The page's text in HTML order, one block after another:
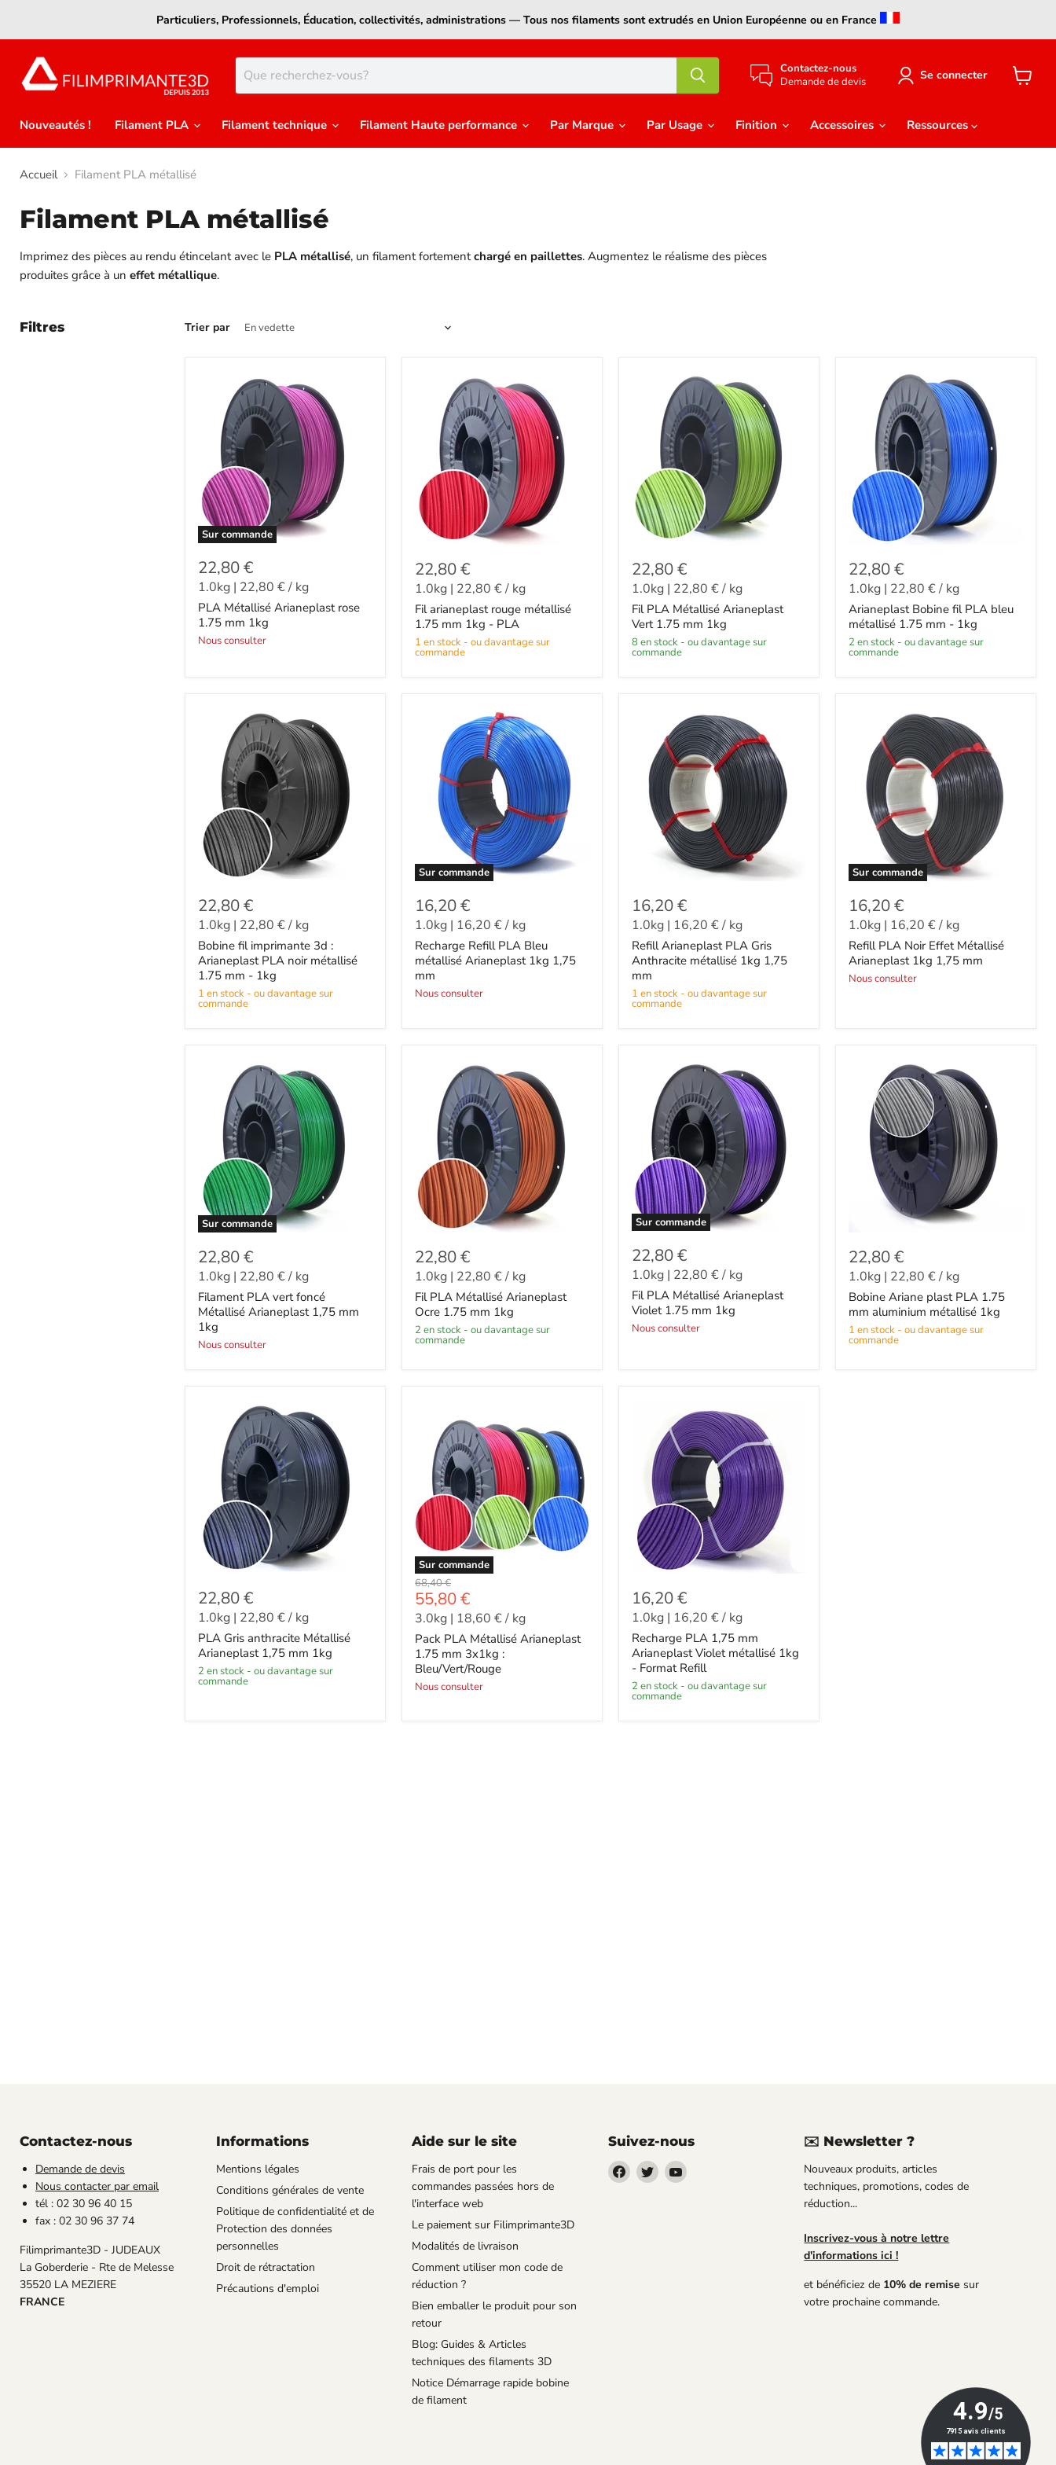
Particuliers, Professionnels, Éducation, collectivités, administrations — Tous nos filaments sont extrudés en Union Européenne ou en France
Contactez-nous
Demande de devis
Se connecter
Voir
Nouveautés ! Filament PLA Filament technique Filament Haute performance Par Marque Par Usage Finition Accessoires Ressources
Accueil Filament PLA métallisé
Filament PLA métallisé
Imprimez des pièces au rendu étincelant avec le PLA métallisé, un filament fortementchargé en paillettes. Augmentez le réalisme des pièces
produites grâce à un effet métallique.
Filtres Trier par
Sur commande
22,80 €
1.0kg | 22,80 €/ kg
PLA Métallisé Arianeplast rose
1.75 mm 1kg
Nous consulter
22,80 €
1.0kg | 22,80 €/ kg
Fil arianeplast rouge métallisé
1.75 mm 1kg - PLA
1 en stock - ou davantage sur
commande
22,80 €
1.0kg | 22,80 €/ kg
Fil PLA Métallisé Arianeplast
Vert 1.75 mm 1kg
8 en stock - ou davantage sur
commande
22,80 €
1.0kg | 22,80 €/ kg
Arianeplast Bobine fil PLA bleu
métallisé 1.75 mm - 1kg
2 en stock - ou davantage sur
commande
22,80 €
1.0kg | 22,80 €/ kg
Bobine fil imprimante 3d :
Arianeplast PLA noir métallisé
1.75 mm - 1kg
1 en stock - ou davantage sur
commande
Sur commande
16,20 €
1.0kg | 16,20 €/ kg
Recharge Refill PLA Bleu
métallisé Arianeplast 1kg 1,75
mm
Nous consulter
16,20 €
1.0kg | 16,20 €/ kg
Refill Arianeplast PLA Gris
Anthracite métallisé 1kg 1,75
mm
1 en stock - ou davantage sur
commande
Sur commande
16,20 €
1.0kg | 16,20 €/ kg
Refill PLA Noir Effet Métallisé
Arianeplast 1kg 1,75 mm
Nous consulter
Sur commande
22,80 €
1.0kg | 22,80 €/ kg
Filament PLA vert foncé
Métallisé Arianeplast 1,75 mm
1kg
Nous consulter
22,80 €
1.0kg | 22,80 €/ kg
Fil PLA Métallisé Arianeplast
Ocre 1.75 mm 1kg
2 en stock - ou davantage sur
commande
Sur commande
22,80 €
1.0kg | 22,80 €/ kg
Fil PLA Métallisé Arianeplast
Violet 1.75 mm 1kg
Nous consulter
22,80 €
1.0kg | 22,80 €/ kg
Bobine Ariane plast PLA 1.75
mm aluminium métallisé 1kg
1 en stock - ou davantage sur
commande
22,80 €
1.0kg | 22,80 €/ kg
PLA Gris anthracite Métallisé
Arianeplast 1,75 mm 1kg
2 en stock - ou davantage sur
commande
Sur commande
-
68,40 €
-
55,80 €
3.0kg | 18,60 €/ kg
Pack PLA Métallisé Arianeplast
1.75 mm 3x1kg :
Bleu/Vert/Rouge
Nous consulter
16,20 €
1.0kg | 16,20 €/ kg
Recharge PLA 1,75 mm
Arianeplast Violet métallisé 1kg
- Format Refill
2 en stock - ou davantage sur
commande
Contactez-nous
Demande de devis
Nous contacter par email
tél : 02 30 96 40 15
fax : 02 30 96 37 74
Filimprimante3D - JUDEAUX
La Goberderie - Rte de Melesse
35520 LA MEZIERE
FRANCE
Informations
Mentions légales
Conditions générales de vente
Politique de confidentialité et de
Protection des données
personnelles
Droit de rétractation
Précautions d'emploi
Aide sur le site
Frais de port pour les
commandes passées hors de
l'interface web
Le paiement sur Filimprimante3D
Modalités de livraison
Comment utiliser mon code de
réduction ?
Bien emballer le produit pour son
retour
Blog: Guides & Articles
techniques des filaments 3D
Notice Démarrage rapide bobine
de filament
Suivez-nous
Trouvez-
nous
Trouvez-
nous
Trouvez-
✉️ Newsletter ?
Nouveaux produits, articles
techniques, promotions, codes de
réduction...
Inscrivez-vous à notre lettre
d'informations ici !
et bénéficiez de 10% de remise sur
votre prochaine commande.